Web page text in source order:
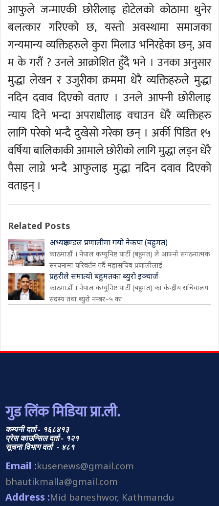
आफुले जन्माएकी छोरीलाइ होटेलको कोठामा थुनेर
बलत्कार गरिएको छ, यस्तो अवस्थामा समाजका
गन्यमान्य व्यक्तिहरुले कुरा मिलाउ भनिरहेका छन्, अव
म के गरौं ? उनले आक्रोशित हुँदै भने । उनका अनुसार
मुद्धा लेखन र उजुरीका क्रममा धेरै व्यक्तिहरुले मुद्धा
नदिन दवाव दिएको वताए । उनले आफ्नी छोरीलाइ
न्याय दिने भन्दा अपराधीलाइ वचाउन धेरै व्यक्तिहरु
लागि परेको भन्दै दुखेसो गरेका छन् । अर्की पिडित १५
वर्षिया बालिकाकी आमाले छोरीको लागि मुद्धा लड्न धेरै
पैसा लाग्ने भन्दै आफुलाइ मुद्धा नदिन दवाव दिएको
वताइन् ।
Related Posts
अध्यक्षमण्डल प्रणालीमा गयो नेकपा (बहुमत)
काठमाडौं । नेपाल कम्युनिष्ट पार्टी (बहुमत) ले आफ्नो संगठनात्मक
संरचनामा परिवर्तन गर्दै महासचिव प्रणालीलाई
प्रहरीले समात्यो बहुमतका ब्युरो इञ्चार्ज
काठमाडौं । नेपाल कम्युनिष्ट पार्टी (बहुमत) का केन्द्रीय सचिवालय
सदस्य तथा ब्युरो नम्बर–५ का
गुड लिंक मिडिया प्रा.ली.
कम्पनी दर्ता - १६८४१३
प्रेस काउन्सिल दर्ता - १२१
सूचना विभाग दर्ता - ४८१
Email :kusenews@gmail.com
bhautikmalla@gmail.com
Address :Mid baneshwor, Kathmandu